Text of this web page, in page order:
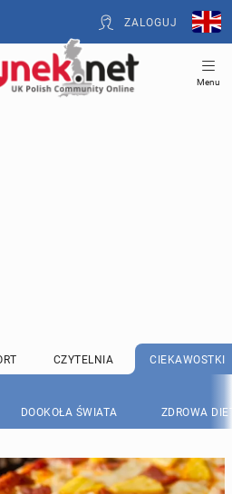
ZALOGUJ
Menu
CZYTELNIA CIEKAWOSTKI
DOOKOŁA ŚWIATA ZDROWA